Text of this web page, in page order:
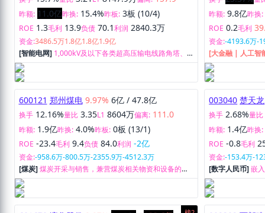
601700 风范股份 9.98% 12.8亿 / 80.9亿
换手 15.7%量比 3.21L1 8147.9万偏离: 157.9
昨额: 11.0亿昨换: 15.4%昨板:
ROE 1.3毛利 13.9负债 70.1利润 2840.3万
资金:
[智能电网]1,000kV及以下各类超高压输电线路角塔、
钢管组合塔、各类管道、变电站构支架、220kV以下钢
管及各类钢结构件等产品的研发、生产和销售。
603106 恒银
换手 23.37% 量
昨额: 9.8亿昨换:
ROE 0.2 毛利
资金:
[大金融 | 人工智
销售及服务。
600121 郑州煤电 9.97% 6亿 / 47.8亿
换手 12.16%量比 3.35L1 8604万偏离:
昨额: 1.9亿昨换: 4.0%昨板: 0板 (13/1)
ROE -23.4毛利 9.4负债 84.0利润 -2亿
资金:
[煤炭]煤炭开采与销售，兼营煤炭相关物资和设备的采
购与销售等贸易业务。
003040 楚天龙
换手 2.68%量比
昨额: 1.4亿昨换:
ROE -0.8毛利
资金:
[数字人民币]嵌
发、生产和销售